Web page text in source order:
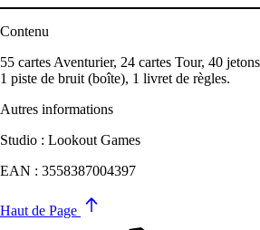
Contenu
55 cartes Aventurier, 24 cartes Tour, 40
1 piste de bruit (boîte), 1 livret de règles.
Autres informations
Studio : Lookout Games
EAN : 3558387004397
Haut de Page